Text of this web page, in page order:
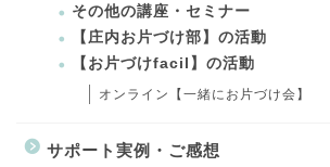
その他の講座・セミナー
【庄内お片づけ部】の活動
【お片づけfacil】の活動
オンライン【一緒にお片づけ会】
サポート実例・ご感想